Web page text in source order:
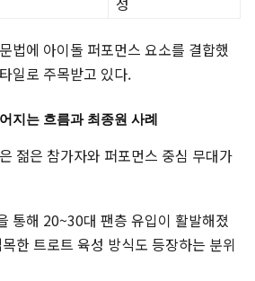
법에 아이돌 퍼포먼스 요소를 결합했
일로 주목받고 있다.
지는 흐름과 최종원 사례
젊은 참가자와 퍼포먼스 중심 무대가
통해 20~30대 팬층 유입이 활발해졌
한 트로트 육성 방식도 등장하는 분위